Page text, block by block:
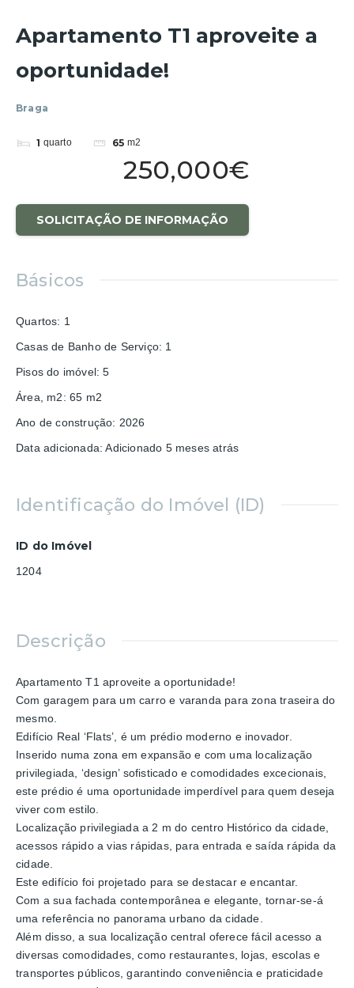
Apartamento T1 aproveite a
oportunidade!
Braga
1 quarto 65 m2
250,000€
SOLICITAÇÃO DE INFORMAÇÃO
Básicos
Quartos: 1
Casas de Banho de Serviço: 1
Pisos do imóvel: 5
Área, m2: 65 m2
Ano de construção: 2026
Data adicionada: Adicionado 5 meses atrás
Identificação do Imóvel (ID)
ID do Imóvel
1204
Descrição
Apartamento T1 aproveite a oportunidade!
Com garagem para um carro e varanda para zona traseira do
mesmo.
Edifício Real ‘Flats’, é um prédio moderno e inovador.
Inserido numa zona em expansão e com uma localização
privilegiada, ‘design’ sofisticado e comodidades excecionais,
este prédio é uma oportunidade imperdível para quem deseja
viver com estilo.
Localização privilegiada a 2 m do centro Histórico da cidade,
acessos rápido a vias rápidas, para entrada e saída rápida da
cidade.
Este edifício foi projetado para se destacar e encantar.
Com a sua fachada contemporânea e elegante, tornar-se-á
uma referência no panorama urbano da cidade.
Além disso, a sua localização central oferece fácil acesso a
diversas comodidades, como restaurantes, lojas, escolas e
transportes públicos, garantindo conveniência e praticidade